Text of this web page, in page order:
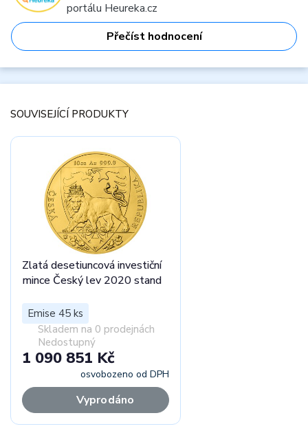
portálu Heureka.cz
Přečíst hodnocení
SOUVISEJÍCÍ PRODUKTY
Zlatá desetiuncová investiční
mince Český lev 2020 stand
Emise 45 ks
Skladem na 0 prodejnách
Nedostupný
1 090 851 Kč
osvobozeno od DPH
Vyprodáno